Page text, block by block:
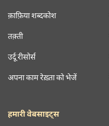
क़ाफ़िया शब्दकोश
तक़्ती
उर्दू रीसोर्स
अपना काम रेख़्ता को भेजें
हमारी वेबसाइट्स